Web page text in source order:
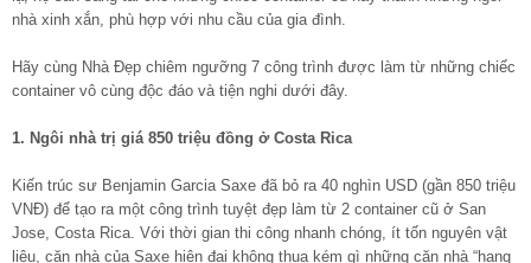
nhà xinh xắn, phù hợp với nhu cầu của gia đình.
Hãy cùng Nhà Đẹp chiêm ngưỡng 7 công trình được làm từ những chiếc
container vô cùng độc đáo và tiện nghi dưới đây.
1. Ngôi nhà trị giá 850 triệu đồng ở Costa Rica
Kiến trúc sư Benjamin Garcia Saxe đã bỏ ra 40 nghìn USD (gần 850 triệu
VNĐ) để tạo ra một công trình tuyệt đẹp làm từ 2 container cũ ở San
Jose, Costa Rica. Với thời gian thi công nhanh chóng, ít tốn nguyên vật
liệu, căn nhà của Saxe hiện đại không thua kém gì những căn nhà “hạng